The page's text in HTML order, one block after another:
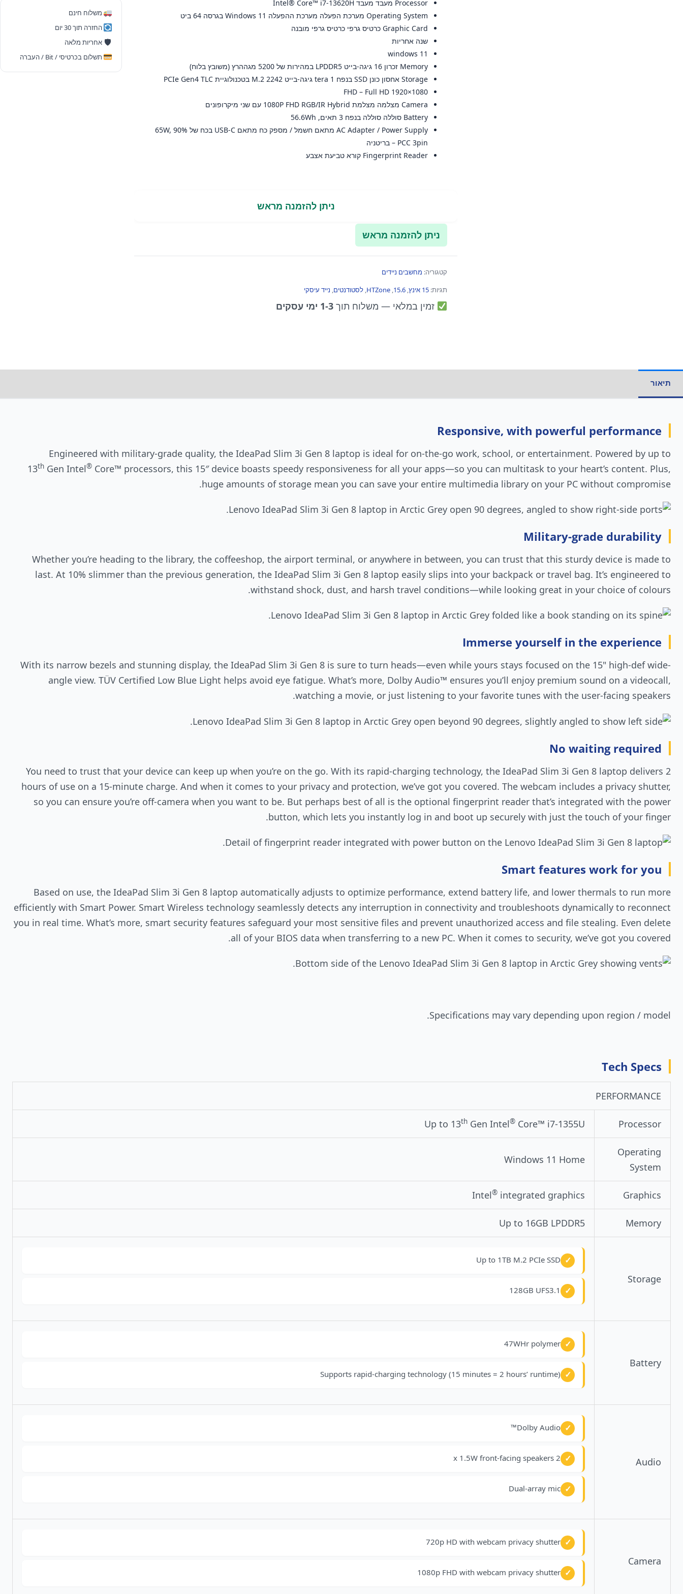
Processor מעבד מעבד Intel® Core™ i7-13620H
Operating System מערכת הפעלה מערכת ההפעלה Windows 11 בגרסה 64 ביט
Graphic Card כרטיס גרפי כרטיס גרפי מובנה
שנה אחריות
windows 11
Memory זכרון 16 גיגה-בייט LPDDR5 במהירות של 5200 מגההרץ (משובץ בלוח)
Storage אחסון כונן SSD בנפח 1 tera גיגה-בייט M.2 2242 בטכנולוגיית PCIe Gen4 TLC
FHD – Full HD 1920×1080
Camera מצלמה מצלמת 1080P FHD RGB/IR Hybrid עם שני מיקרופונים
Battery סוללה סוללה בנפח 3 תאים, 56.6Wh
AC Adapter / Power Supply מתאם חשמל / מספק כח מתאם USB-C בכח של 65W, 90%
PCC 3pin – בריטניה
Fingerprint Reader קורא טביעת אצבע
ניתן להזמנה מראש
15.6"
16G
1
Tera
-
משלוח חינם
החזרה תוך 30 יום
🛡 אחריות מלאה
תשלום בכרטיסי / Bit / העברה
ניתן להזמנה מראש
קטגוריה: מחשבים ניידים
תגיות: 15 אינץ ,
15.6
,
HTZone
, לסטודנטים, נייד עיסקי
זמין במלאי — משלוח תוך1-3 ימי עסקים
תיאור
Responsive, with powerful performance
Engineered with military-grade quality, the IdeaPad Slim 3i Gen 8 laptop is ideal for on-the-go work, school, or entertainment. Powered by up to
13th Gen Intel® Core™ processors, this 15″ device boasts speedy responsiveness for all your apps—so you can multitask to your heart’s content. Plus,
huge amounts of storage mean you can save your entire multimedia library on your PC without compromise.
Military-grade durability
Whether you’re heading to the library, the coffeeshop, the airport terminal, or anywhere in between, you can trust that this sturdy device is made to
last. At 10% slimmer than the previous generation, the IdeaPad Slim 3i Gen 8 laptop easily slips into your backpack or travel bag. It’s engineered to
withstand shock, dust, and harsh travel conditions—while looking great in your choice of colours.
Immerse yourself in the experience
With its narrow bezels and stunning display, the IdeaPad Slim 3i Gen 8 is sure to turn heads—even while yours stays focused on the 15" high-def wide-
angle view. TÜV Certified Low Blue Light helps avoid eye fatigue. What’s more, Dolby Audio™ ensures you’ll enjoy premium sound on a videocall,
watching a movie, or just listening to your favorite tunes with the user-facing speakers.
No waiting required
You need to trust that your device can keep up when you’re on the go. With its rapid-charging technology, the IdeaPad Slim 3i Gen 8 laptop delivers 2
hours of use on a 15-minute charge. And when it comes to your privacy and protection, we’ve got you covered. The webcam includes a privacy shutter,
so you can ensure you’re off-camera when you want to be. But perhaps best of all is the optional fingerprint reader that’s integrated with the power
button, which lets you instantly log in and boot up securely with just the touch of your finger.
Smart features work for you
Based on use, the IdeaPad Slim 3i Gen 8 laptop automatically adjusts to optimize performance, extend battery life, and lower thermals to run more
efficiently with Smart Power. Smart Wireless technology seamlessly detects any interruption in connectivity and troubleshoots dynamically to reconnect
you in real time. What’s more, smart security features safeguard your most sensitive files and prevent unauthorized access and file stealing. Even delete
all of your BIOS data when transferring to a new PC. When it comes to security, we’ve got you covered.
Specifications may vary depending upon region / model.
Tech Specs
PERFORMANCE
Processor
Up to 13th Gen Intel® Core™ i7-1355U
Operating
System
Windows 11 Home
Graphics
Intel® integrated graphics
Memory
Up to 16GB LPDDR5
Storage
Up to 1TB M.2 PCIe SSD
128GB UFS3.1
Battery
47WHr polymer
Supports rapid-charging technology (15 minutes = 2 hours’ runtime)
Audio
Dolby Audio™
2 x 1.5W front-facing speakers
Dual-array mic
Camera
720p HD with webcam privacy shutter
1080p FHD with webcam privacy shutter